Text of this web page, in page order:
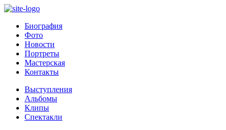
Биография
Фото
Новости
Портреты
Мастерская
Контакты
Выступления
Альбомы
Клипы
Спектакли